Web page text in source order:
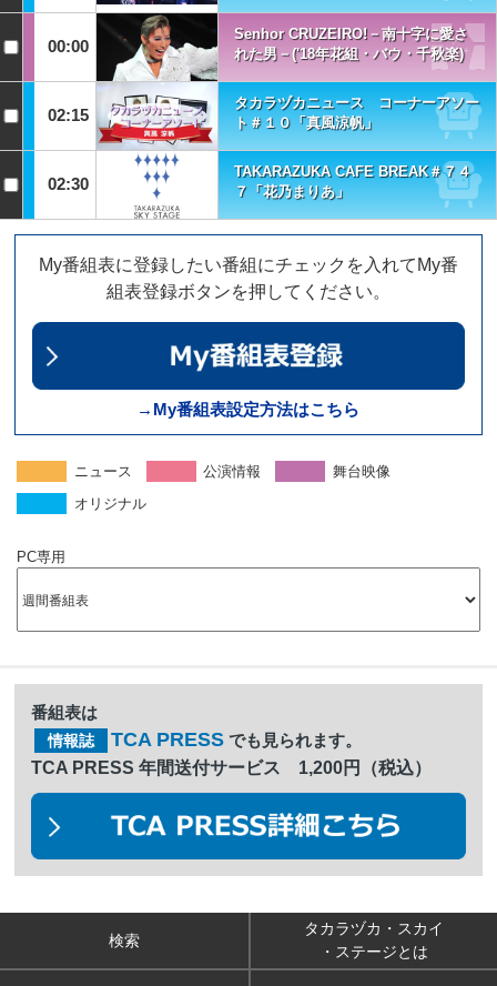
00:00
Senhor CRUZEIRO!－南十字に愛さ
れた男－('18年花組・バウ・千秋楽)
02:15
タカラヅカニュース コーナーアソー
ト＃１０「真風涼帆」
02:30
TAKARAZUKA CAFE BREAK＃７４
７「花乃まりあ」
My番組表に登録したい番組にチェックを入れてMy番
組表登録ボタンを押してください。
→My番組表設定方法はこちら
ニュース 公演情報
舞台映像
オリジナル
PC専用
番組表は
情報誌 TCA PRESS でも見られます。
TCA PRESS 年間送付サービス 1,200円（税込）
検索
タカラヅカ・スカイ
・ステージとは